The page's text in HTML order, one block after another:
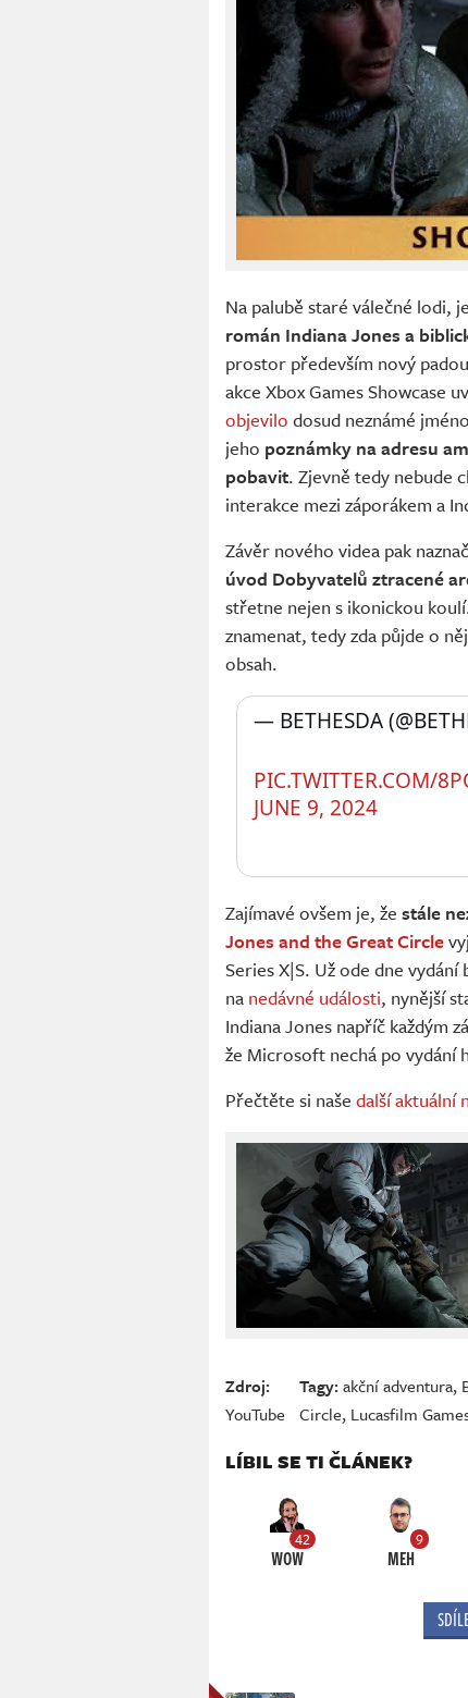
Na palubě staré válečné lodi,
román Indiana Jones a
prostor především nový
akce Xbox Games Showcase
objevilo dosud neznámé
jeho poznámky na adresu
pobavit. Zjevně tedy nebude
interakce mezi záporákem a
Závěr nového videa pak
úvod Dobyvatelů ztracené
střetne nejen s ikonickou
znamenat, tedy zda půjde o
obsah.
PIC.TWITTER.COM/
— BETHESDA
JUNE 9, 2024
Zajímavé ovšem je, že stále
Jones and the Great Circle
Series X|S. Už ode dne vydání
na nedávné události, nynější
Indiana Jones napříč každým
že Microsoft nechá po vydání
Přečtěte si naše další aktuální
Zdroj:
YouTube
Tagy: akční adventura,
Circle, Lucasfilm
LÍBIL SE TI ČLÁNEK?
42
WOW
9
MEH